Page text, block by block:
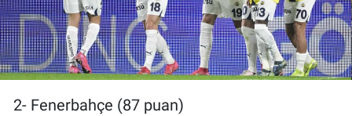
2- Fenerbahçe (87 puan)